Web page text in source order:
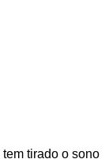
tirado o sono